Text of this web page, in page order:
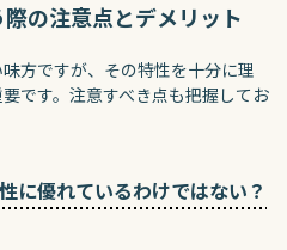
の注意点とデメリット
方ですが、その特性を十分に理
です。注意すべき点も把握してお
に優れているわけではない？